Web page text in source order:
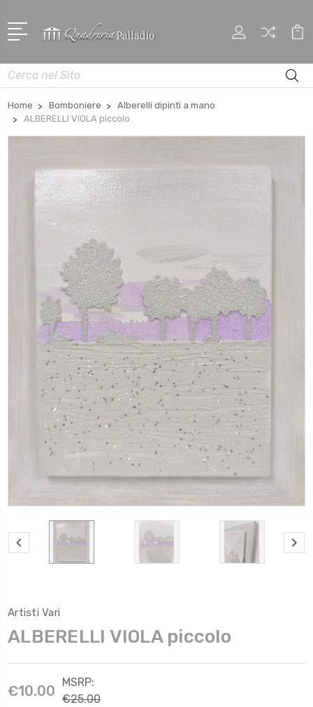
Cerca
Home Bomboniere
Alberelli dipinti a mano
ALBERELLI VIOLA piccolo
Artisti Vari
ALBERELLI VIOLA piccolo
€10.00
MSRP:
€25.00